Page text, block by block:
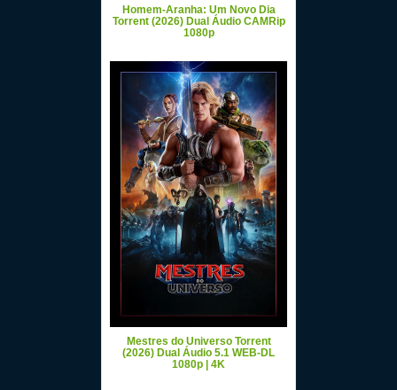
Homem-Aranha: Um Novo Dia
Torrent (2026) Dual Áudio CAMRip
1080p
Mestres do Universo Torrent
(2026) Dual Áudio 5.1 WEB-DL
1080p | 4K